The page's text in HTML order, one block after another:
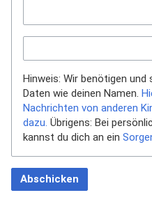
Hinweis: Wir benötigen und
Daten wie deinen Namen.
Nachrichten von anderen
dazu. Übrigens: Bei
kannst du dich an ein
Abschicken